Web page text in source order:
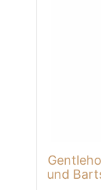
und